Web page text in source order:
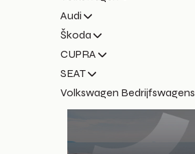
Audi
Škoda
CUPRA
SEAT
Volkswagen Bedrijfswagens